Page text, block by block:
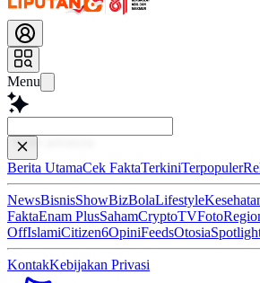
Menu
Tanya apa
Berita UtamaCek FaktaTerkiniTerpopuler
NewsBisnisShowBizBolaLifestyle
FaktaEnam PlusSahamCryptoTVFoto
OffIslamiCitizen6OpiniFeedsOtosia
KontakKebijakan Privasi